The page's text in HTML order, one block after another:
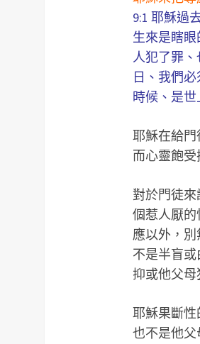
9:1 耶穌過
生來是瞎
人犯了罪
日、我們
時候、是世
耶穌在給
而心靈飽受
對於門徒
個惹人厭
應以外，
不是半盲
抑或他父母
耶穌果斷性
也不是他